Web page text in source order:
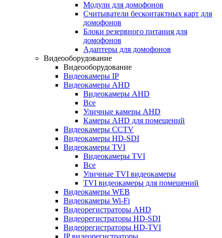
Модули для домофонов
Считыватели бесконтактных карт для
домофонов
Блоки резервного питания для
домофонов
Адаптеры для домофонов
Видеооборудование
Видеооборудование
Видеокамеры IP
Видеокамеры AHD
Видеокамеры AHD
Все
Уличные камеры AHD
Камеры AHD для помещений
Видеокамеры CCTV
Видеокамеры HD-SDI
Видеокамеры TVI
Видеокамеры TVI
Все
Уличные TVI видеокамеры
TVI видеокамеры для помещений
Видеокамеры WEB
Видеокамеры Wi-Fi
Видеорегистраторы AHD
Видеорегистраторы HD-SDI
Видеорегистраторы HD-TVI
IP видеорегистраторы